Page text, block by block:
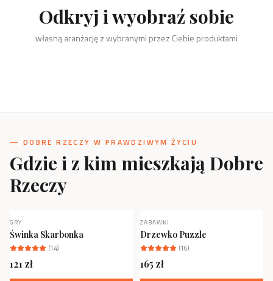
Odkryj i wyobraź sobie
własną aranżację z wybranymi przez Ciebie produktami
Kuchnia
Sólsel i Nietopieprz, podkładki,
Salon
Biuro Dzieci
— DOBRE RZECZY W PRAWDZIWYM ŻYCIU
Gdzie i z kim mieszkają Dobre
Rzeczy
GRY
Świnka Skarbonka
(14)
121 zł
ZABAWKI
Drzewko Puzzle
(16)
165 zł